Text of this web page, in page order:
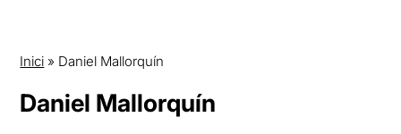
Inici » Daniel Mallorquín
Daniel Mallorquín